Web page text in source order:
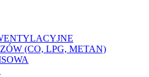
(CO, LPG, METAN)